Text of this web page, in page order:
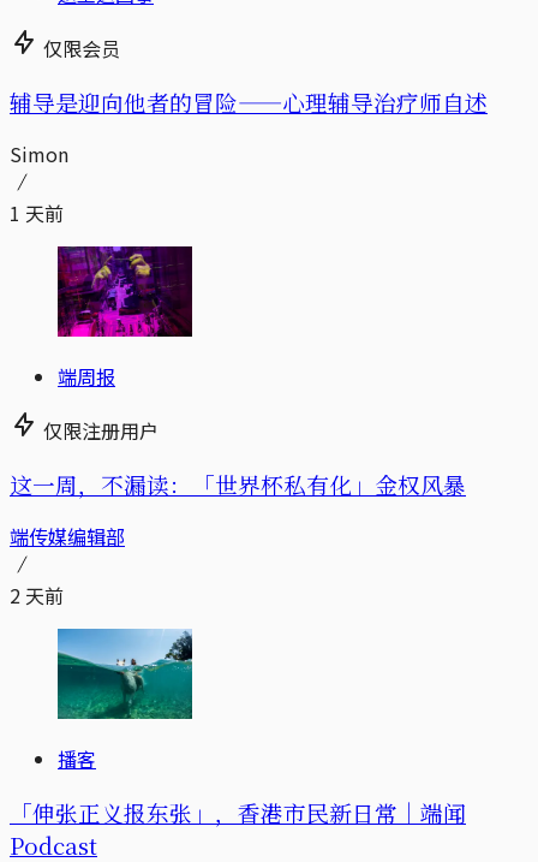
仅限会员
辅导是迎向他者的冒险——心理辅导治疗师自述
Simon
1 天前
端周报
仅限注册用户
这一周，不漏读：「世界杯私有化」金权风暴
端传媒编辑部
2 天前
播客
「伸张正义报东张」，香港市民新日常｜端闻
Podcast